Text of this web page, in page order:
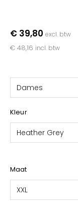
€ 39,80 excl. btw
€ 48,16 incl. btw
Dames
Kleur
Heather Grey
Maat
XXL